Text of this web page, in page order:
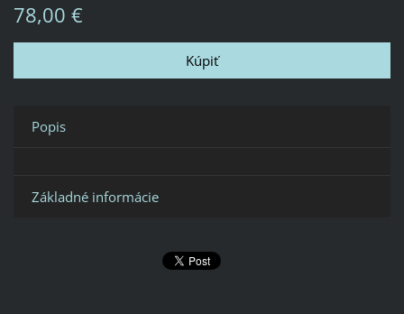
78,00 €
Popis
Základné informácie